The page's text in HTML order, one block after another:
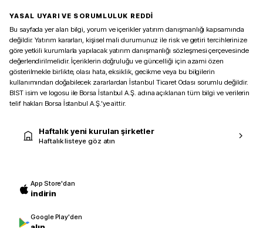
YASAL UYARI VE SORUMLULUK REDDİ
Bu sayfada yer alan bilgi, yorum ve içerikler yatırım danışmanlığı kapsamında
değildir. Yatırım kararları, kişisel mali durumunuz ile risk ve getiri tercihlerinize
göre yetkili kurumlarla yapılacak yatırım danışmanlığı sözleşmesi çerçevesinde
değerlendirilmelidir. İçeriklerin doğruluğu ve güncelliği için azami özen
gösterilmekle birlikte, olası hata, eksiklik, gecikme veya bu bilgilerin
kullanımından doğabilecek zararlardan İstanbul Ticaret Odası sorumlu değildir.
BIST isim ve logosu ile Borsa İstanbul A.Ş. adına açıklanan tüm bilgi ve verilerin
telif hakları Borsa İstanbul A.Ş.’ye aittir.
Haftalık yeni kurulan şirketler
Haftalık listeye göz atın
App Store'dan
indirin
Google Play'den